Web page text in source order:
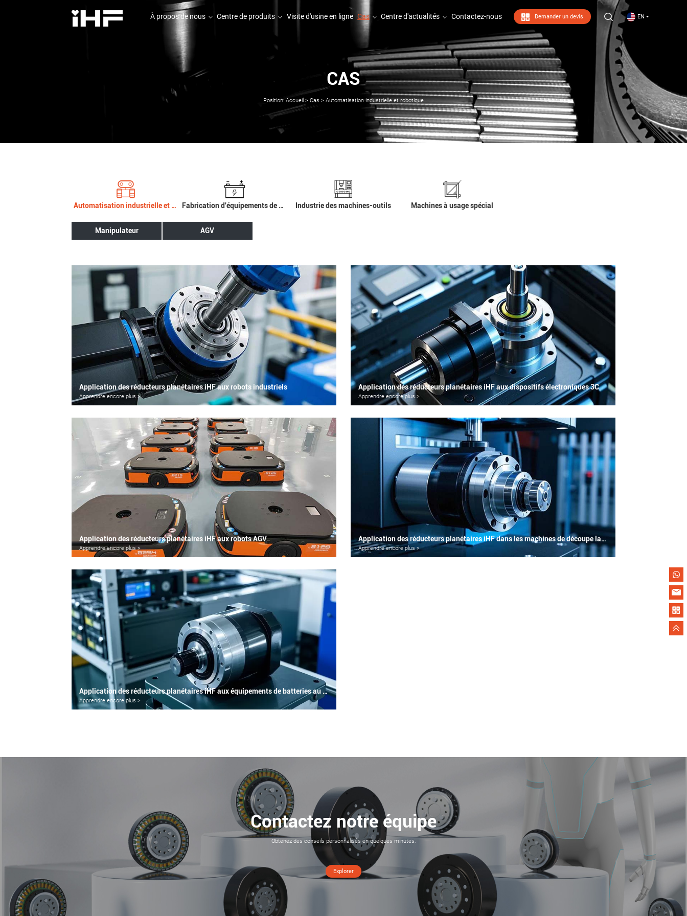
EN
Demander un devis
À propos de nous Centre de produits
Centre de produits
Visite d'usine en ligne
Visite d'usine en ligne
Cas Centre d'actualités
Centre d'actualités
Contactez-nous
Contactez-nous
CAS
Position: Accueil > Cas > Automatisation industrielle et robotique
Automatisation industrielle et robotique Fabrication d'équipements de pointe Industrie des machines-outils Machines à usage spécial
Manipulateur AGV
Application des réducteurs planétaires iHF aux robots industriels
Apprendre encore plus >
Application des réducteurs planétaires iHF aux dispositifs électroniques 3C
Apprendre encore plus >
Application des réducteurs planétaires iHF aux robots AGV
Apprendre encore plus >
Application des réducteurs planétaires iHF dans les machines de découpe laser
Apprendre encore plus >
Application des réducteurs planétaires iHF aux équipements de batteries au lithium pour nouvelles énergies
Apprendre encore plus >
Contactez notre équipe
Obtenez des conseils personnalisés en quelques minutes.
Explorer